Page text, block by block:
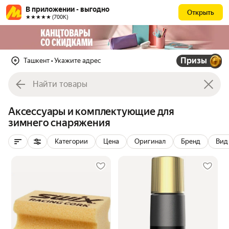
В приложении - выгодно
★★★★★ (700К)
Открыть
Ташкент • Укажите адрес Призы
Аксессуары и комплектующие для
зимнего снаряжения
Категории Цена Оригинал Бренд Вид